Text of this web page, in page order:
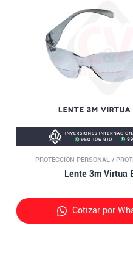
PROTECCIÓN PERSONAL /
Lente 3m Virtua
Cotizar por